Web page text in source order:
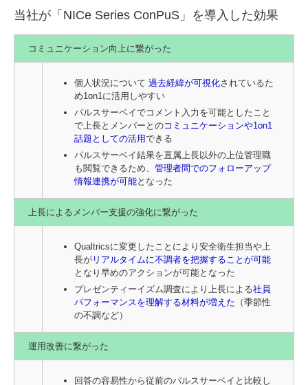
当社が「NICe Series ConPuS」を導入した効果
コミュニケーション向上に繋がった
個人状況について過去経緯が可視化されているた
め1on1に活用しやすい
パルスサーベイでコメント入力を可能としたこと
で上長とメンバーとのコミュニケーションや1on1
話題としての活用できる
パルスサーベイ結果を直属上長以外の上位管理職
も閲覧できるため、管理者間でのフォローアップ
情報連携が可能となった
上長によるメンバー支援の強化に繋がった
Qualtricsに変更したことにより安全衛生担当や上
長が リアルタイムに不調者を把握することが可能
となり早めのアクションが可能となった
プレゼンティーイズム調査により上長による社員
パフォーマンスを理解する材料が増えた （季節性
の不調など）
運用改善に繋がった
回答の容易性から従前のパルスサーベイと比較し